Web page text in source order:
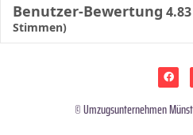
Benutzer-Bewertung 4.83
Stimmen)
©Umzugsunternehmen